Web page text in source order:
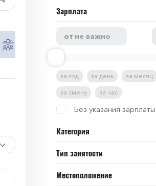
Зарплата
за год за день за месяц
за смену за час
Без указания зарплаты
Категория
Тип занятости
Местоположение